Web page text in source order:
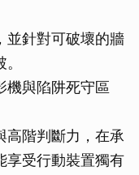
並針對可破壞的牆
機與陷阱死守區
高階判斷力，在承
享受行動裝置獨有